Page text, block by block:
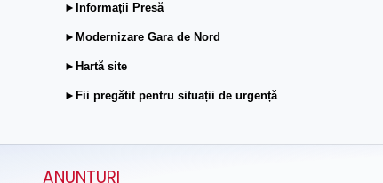
►Informații Presă
►Modernizare Gara de Nord
►Hartă site
►Fii pregătit pentru situații de urgență
ANUNŢURI